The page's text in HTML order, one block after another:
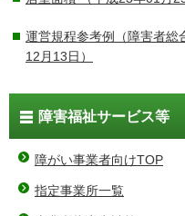
運営規程参考例（障害者総
12月13日）
障害福祉サービス等
障がい事業者向けTOP
指定事業所一覧